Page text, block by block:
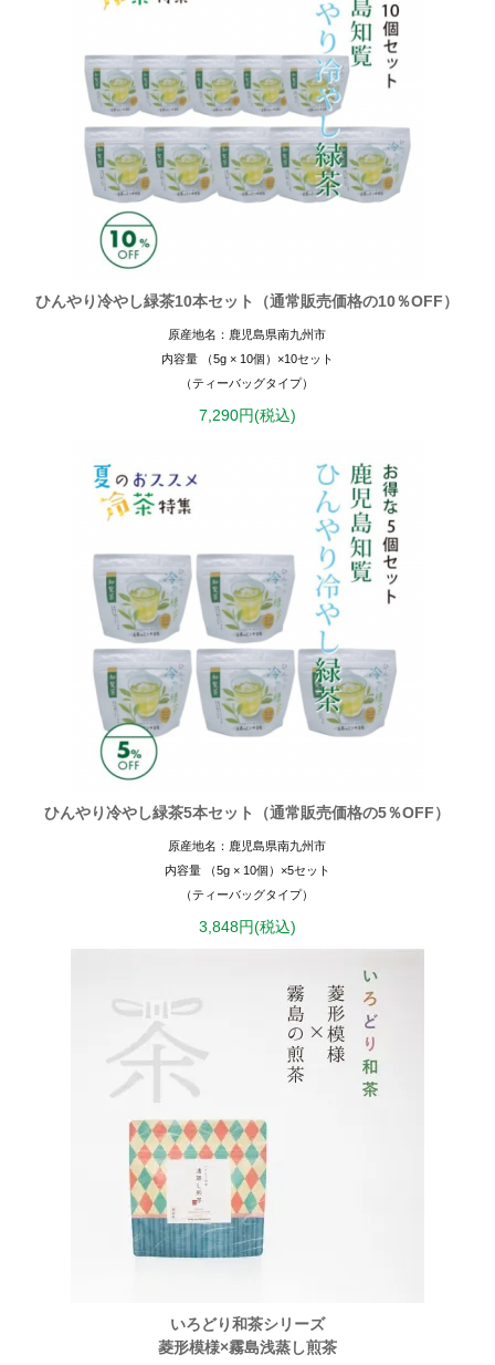
ひんやり冷やし緑茶10本セット（通常販売価格の10％OFF）
原産地名：鹿児島県南九州市
内容量 （5g × 10個）×10セット
（ティーバッグタイプ）
7,290円(税込)
ひんやり冷やし緑茶5本セット（通常販売価格の5％OFF）
原産地名：鹿児島県南九州市
内容量 （5g × 10個）×5セット
（ティーバッグタイプ）
3,848円(税込)
いろどり和茶シリーズ
菱形模様×霧島浅蒸し煎茶